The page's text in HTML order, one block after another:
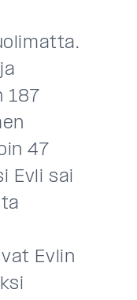
187
47
Evli sai
Evlin